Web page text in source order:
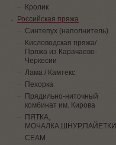
Кролик
Российская пряжа
Синтепух (наполнитель)
Кисловодская пряжа/
Пряжа из Карачаево-
Черкесии
Лама / Камтекс
Пехорка
Прядильно-ниточный
комбинат им. Кирова
ПЯТКА,
МОЧАЛКА,ШНУР,ПАЙЕТКИ
СЕАМ